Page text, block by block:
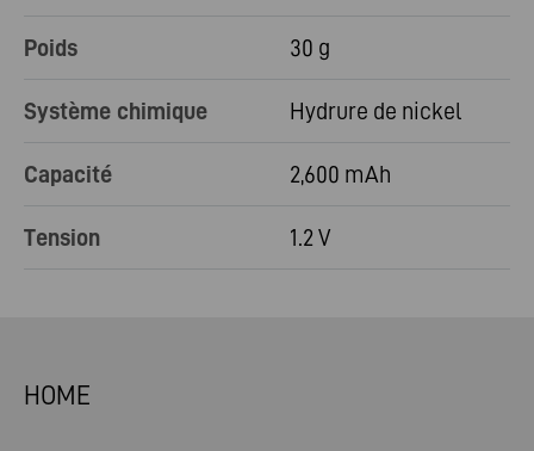
Poids 30 g
Système chimique Hydrure de nickel
Capacité 2,600 mAh
Tension 1.2 V
HOME